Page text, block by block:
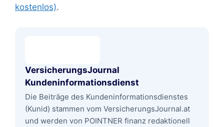
kostenlos).
VersicherungsJournal
Kundeninformationsdienst
Die Beiträge des Kundeninformationsdienstes
(Kunid) stammen vom VersicherungsJournal.at
und werden von POINTNER finanz redaktionell